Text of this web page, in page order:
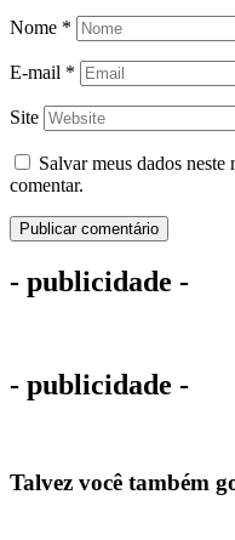
Nome *
E-mail *
Site
Salvar meus dados
comentar.
- publicidade -
- publicidade -
Talvez você também